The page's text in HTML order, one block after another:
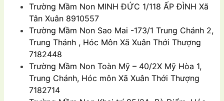
Trường Mầm Non MINH ÐỨC 1/118 ẤP ÐÌNH Xã
Tân Xuân 8910557
Trường Mầm Non Sao Mai -173/1 Trung Chánh 2,
Trung Thánh , Hóc Môn Xã Xuân Thới Thượng
7182448
Trường Mầm Non Toàn Mỹ – 40/2X Mỹ Hòa 1,
Trung Chánh, Hóc môn Xã Xuân Thới Thượng
7182714